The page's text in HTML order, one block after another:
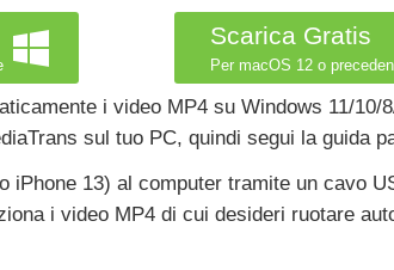
Scarica Gratis
Per macOS 12 o
i video MP4 su Windows 11/10/
sul tuo PC, quindi segui la guida
iPhone 13) al computer tramite un cavo
i video MP4 di cui desideri ruotare